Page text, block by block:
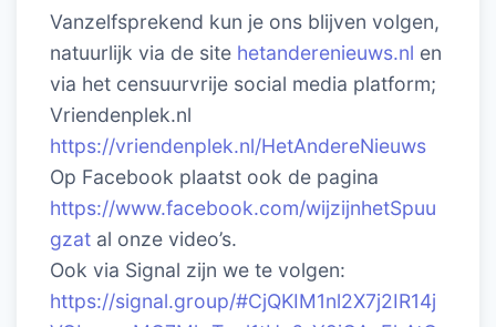
Vanzelfsprekend kun je ons blijven volgen,
natuurlijk via de site hetanderenieuws.nl en
via het censuurvrije social media platform;
Vriendenplek.nl
https://vriendenplek.nl/HetAndereNieuws
Op Facebook plaatst ook de pagina
https://www.facebook.com/wijzijnhetSpuu
gzat al onze video’s.
Ook via Signal zijn we te volgen:
https://signal.group/#CjQKIM1nl2X7j2IR14j